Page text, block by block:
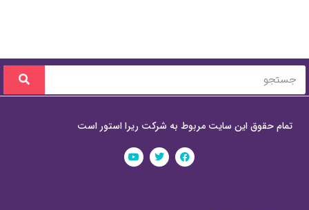
تمام حقوق این سایت مربوط به شرکت ریرا استور است